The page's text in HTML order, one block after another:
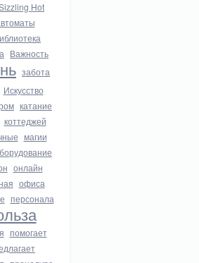
Hot
Важность
забота
Искусство
катание
коттеджей
магии
онлайн
офиса
персонала
помогает